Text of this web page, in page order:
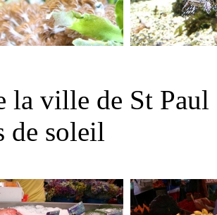
la ville de St Paul
de soleil